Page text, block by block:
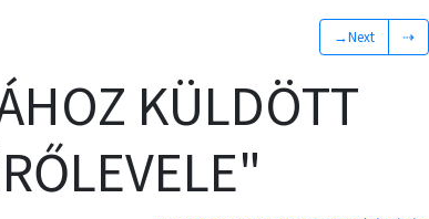
→Next ⇢
KÜLDÖTT